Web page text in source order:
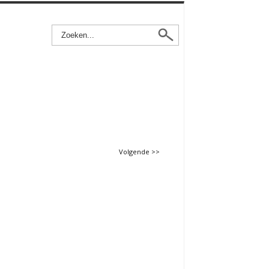
Volgende >>